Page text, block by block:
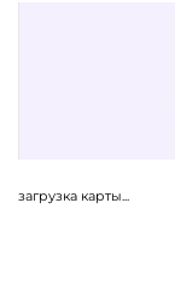
загрузка карты...